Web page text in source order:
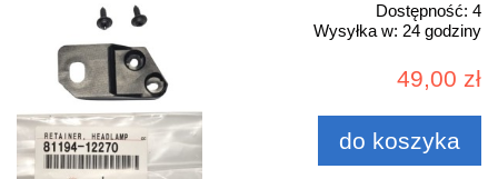
Dostępność: 4
Wysyłka w: 24 godziny
49,00 zł
do koszyka